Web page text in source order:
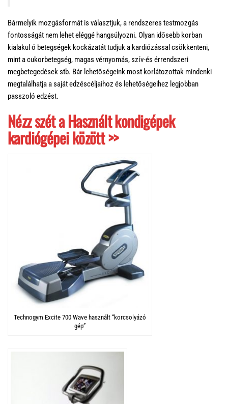
Bármelyik mozgásformát is választjuk, a rendszeres testmozgás
fontosságát nem lehet eléggé hangsúlyozni. Olyan idősebb korban
kialakul ó betegségek kockázatát tudjuk a kardiózással csökkenteni,
mint a cukorbetegség, magas vérnyomás, szív-és érrendszeri
megbetegedések stb. Bár lehetőségeink most korlátozottak mindenki
megtalálhatja a saját edzéscéljaihoz és lehetőségeihez legjobban
passzoló edzést.
Nézz szét a Használt kondigépek
kardiógépei között >>
Technogym Excite 700 Wave használt “korcsolyázó
gép”